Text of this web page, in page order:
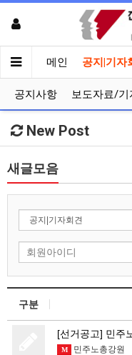
메인 공지|기자
공지사항 보도자료/기
New Post
새글모음
구분
M 민주노총강원